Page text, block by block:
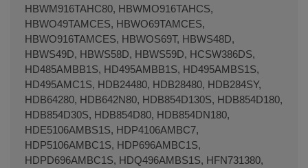
HBWM916TAHC80, HBWMO916TAHCS,
HBWO49TAMCES, HBWO69TAMCES,
HBWO916TAMCES, HBWOS69T, HBWS48D,
HBWS49D, HBWS58D, HBWS59D, HCSW386DS,
HD485AMBB1S, HD495AMBB1S, HD495AMBS1S,
HD495AMC1S, HDB24480, HDB28480, HDB284SY,
HDB64280, HDB642N80, HDB854D130S, HDB854D180,
HDB854D30S, HDB854D80, HDB854DN180,
HDE5106AMBS1S, HDP4106AMBC7,
HDP5106AMBC1S, HDP696AMBC1S,
HDPD696AMBC1S, HDQ496AMBS1S, HFN731380,